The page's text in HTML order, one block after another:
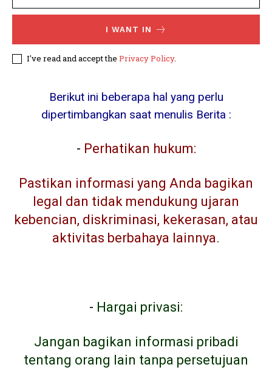
I WANT IN
I've read and accept the Privacy Policy.
Berikut ini beberapa hal yang perlu
dipertimbangkan saat menulis Berita :
- Perhatikan hukum:
Pastikan informasi yang Anda bagikan
legal dan tidak mendukung ujaran
kebencian, diskriminasi, kekerasan, atau
aktivitas berbahaya lainnya.
- Hargai privasi:
Jangan bagikan informasi pribadi
tentang orang lain tanpa persetujuan